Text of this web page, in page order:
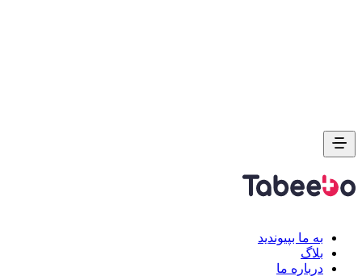
به ما بپیوندید
بلاگ
درباره ما